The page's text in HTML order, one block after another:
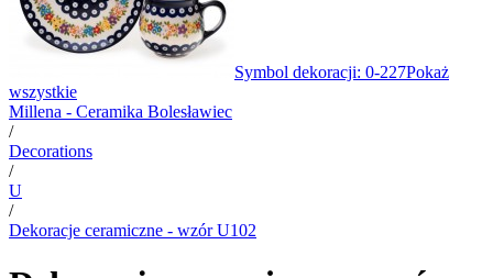
Symbol dekoracji: 0-227Pokaż
wszystkie
Millena - Ceramika Bolesławiec
/
Decorations
/
U
/
Dekoracje ceramiczne - wzór U102